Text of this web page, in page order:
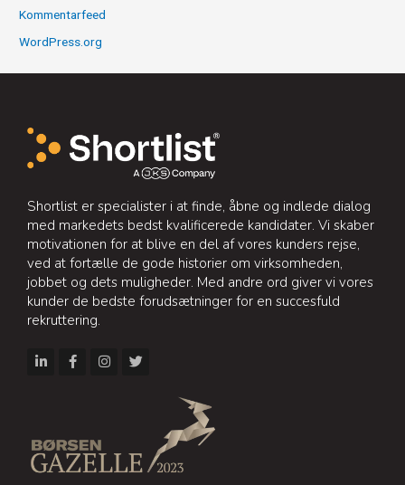
Kommentarfeed
WordPress.org
Shortlist er specialister i at finde, åbne og indlede dialog
med markedets bedst kvalificerede kandidater. Vi skaber
motivationen for at blive en del af vores kunders rejse,
ved at fortælle de gode historier om virksomheden,
jobbet og dets muligheder. Med andre ord giver vi vores
kunder de bedste forudsætninger for en succesfuld
rekruttering.
i
n
-
i
F
a
k
-
f
I
n
T
w